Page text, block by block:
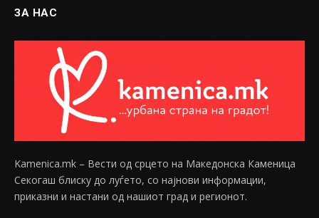
ЗА НАС
Kamenica.mk – Вести од срцето на Македонска Каменица
Секогаш блиску до луѓето, со најнови информации,
приказни и настани од нашиот град и регионот.